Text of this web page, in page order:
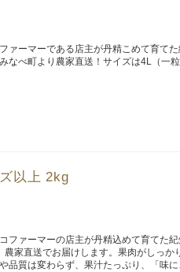
ァーマーである店主が丹精こめて育て
なべ町より農家直送！サイズは4L（一
以上 2kg
ファーマーの店主が丹精込めて育てた
家直送でお届けします。果肉がしっ
品質は変わらず、果汁たっぷり、「味に